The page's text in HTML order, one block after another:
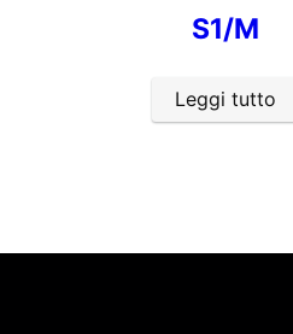
S1/M
Leggi tutto